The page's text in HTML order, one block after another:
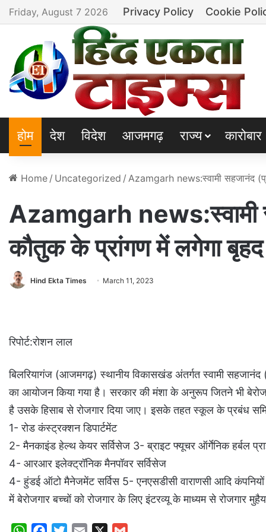
Friday, August 7 2026 Privacy Policy Cookie
होम देश विदेश आजमगढ़ राज्य कारोबार
Home / Uncategorized / Azamgarh news:स्वामी सहजानंद
Azamgarh news:स्वामी
कौतुक के प्रांगण में लगेगा बृहद
Hind Ekta Times March 11, 2023
रिपोर्ट:रोशन लाल
बिलरियागंज (आजमगढ़) स्थानीय विकासखंड अंतर्गत स्वामी सहजानंद
का आयोजन किया गया है। सरकार की मंशा के अनुरूप जितने भी
है उसके हिसाब से रोजगार दिया जाए। इसके तहत स्कूल के प्रबंध
1- रोड कंस्ट्रक्शन डिपार्टमेंट
2- मैनकाइंड हेल्थ केयर सर्विसेज 3- ब्राइट फ्यूचर ऑर्गेनिक हर्बल
4- आरआर इलेक्ट्रॉनिक मैनपॉवर सर्विसेज
4- हुंडई ऑटो मैनेजमेंट सर्विस 5- एनएसडीसी वाराणसी आदि
में बेरोजगार बच्चों को रोजगार के लिए इंटरव्यू के माध्यम से रोजगार